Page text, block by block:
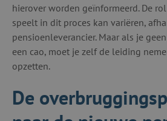
hierover worden geïnformeerd. De
speelt in dit proces kan variëren,
pensioenleverancier. Maar als je
een cao, moet je zelf de leiding
opzetten.
De